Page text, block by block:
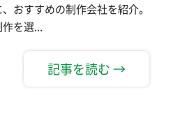
おすすめの制作会社を紹介。
を選...
記事を読む →